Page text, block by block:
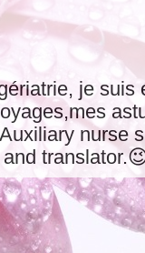
je suis
nurse